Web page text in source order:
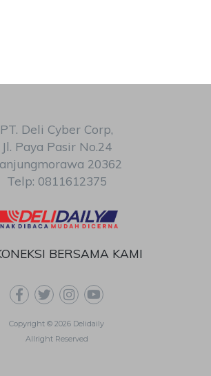
BERSAMA KAMI
Copyright © 2026 Delidaily
Allright Reserved
PT. Deli Cyber Corp,
Jl. Paya Pasir No.24
20362
Telp: 0811612375